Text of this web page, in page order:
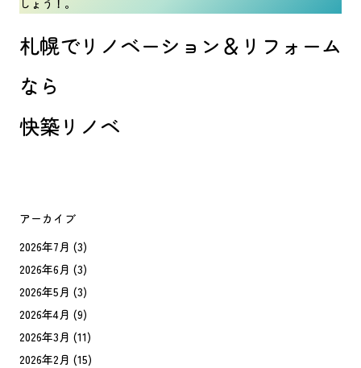
アーカイブ
2026年7月 (3)
2026年6月 (3)
2026年5月 (3)
2026年4月 (9)
2026年3月 (11)
2026年2月 (15)
札幌でリノベーション＆リフォーム
なら
快築リノベ